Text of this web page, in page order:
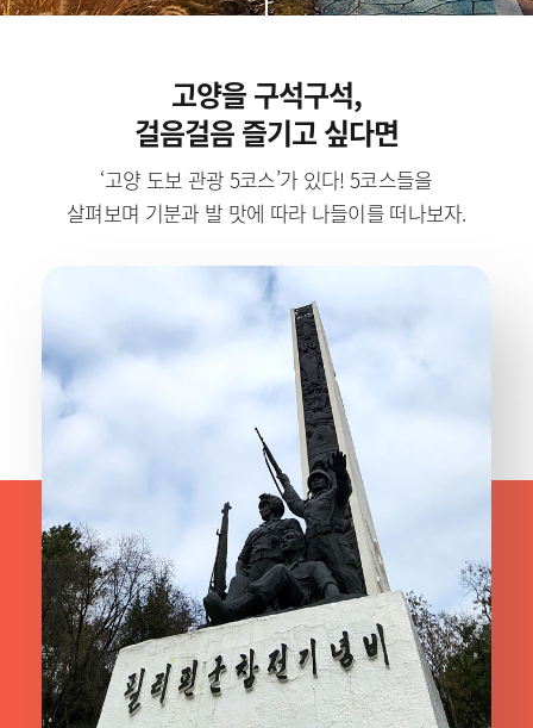
고양을 구석구석,
걸음걸음 즐기고 싶다면
‘고양 도보 관광 5코스’가 있다! 5코스들을
살펴보며 기분과 발 맛에 따라 나들이를 떠나보자.